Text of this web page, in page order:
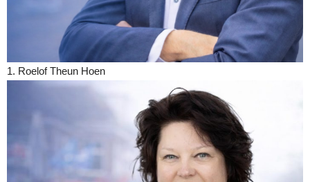
1. Roelof Theun Hoen